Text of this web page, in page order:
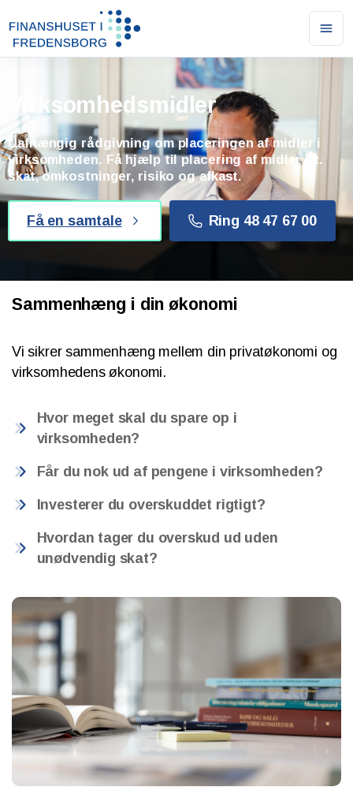
Virksomhedsmidler
Uafhængig rådgivning om placeringen af midler i
virksomheden. Få hjælp til placering af midler ift.
skat, omkostninger, risiko og afkast.
Få en samtale Ring 48 47 67 00
Sammenhæng i din økonomi
Vi sikrer sammenhæng mellem din privatøkonomi og
virksomhedens økonomi.
Hvor meget skal du spare op i
virksomheden?
Får du nok ud af pengene i virksomheden?
Investerer du overskuddet rigtigt?
Hvordan tager du overskud ud uden
unødvendig skat?